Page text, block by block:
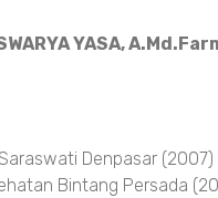
SWARYA YASA,
Denpasar (2007)
Bintang Persada